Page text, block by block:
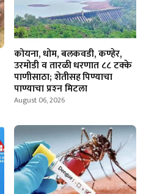
कोयना, धोम, बलकवडी, कण्हेर,
उरमोडी व तारळी धरणात ८८ टक्के
पाणीसाठा; शेतीसह पिण्याचा
पाण्याचा प्रश्‍न मिटला
August 06, 2026